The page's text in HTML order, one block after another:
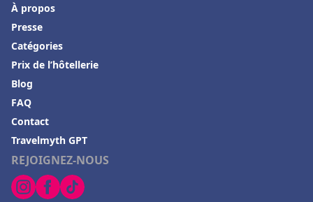
REJOIGNEZ-NOUS
À propos
Presse
Catégories
Prix de l’hôtellerie
Blog
FAQ
Contact
Travelmyth GPT